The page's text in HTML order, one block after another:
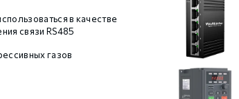
в качестве
связи RS485
газов